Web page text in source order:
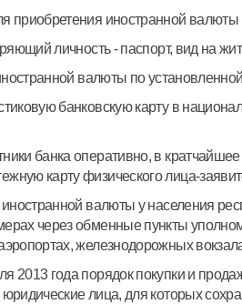
приобретения иностранной
личность - паспорт, вид на
валюты по
банковскую карту в
банка оперативно, в
карту физического лица-
иностранной валюты у населения
через обменные пункты
железнодорожных
2013 года порядок покупки и
юридические лица, для которых